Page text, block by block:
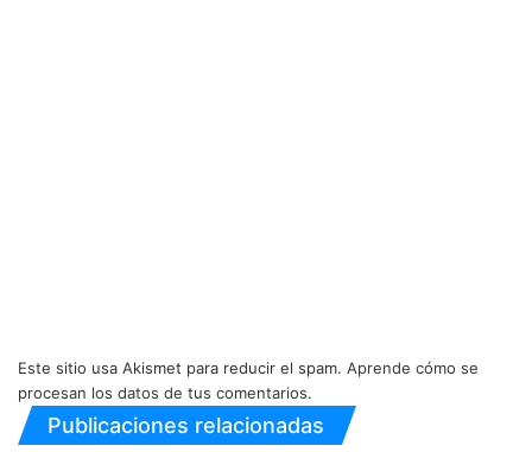
Este sitio usa Akismet para reducir el spam. Aprende cómo se
procesan los datos de tus comentarios.
Publicaciones relacionadas